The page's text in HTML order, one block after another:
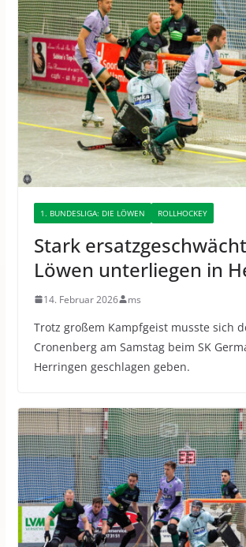
1. BUNDESLIGA: DIE LÖWEN ROLLHOCKEY
Stark
Löwen unterliegen in
14. Februar 2026 ms
Trotz großem Kampfgeist musste sich
Cronenberg am Samstag beim SK
Herringen geschlagen geben.